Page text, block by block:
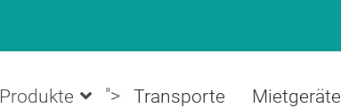
Produkte "> Transporte Mietgeräte